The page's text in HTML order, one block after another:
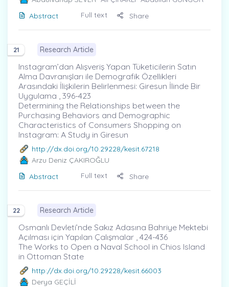
Abstract
Full text Share
21 Research Article
Instagram’dan Alışveriş Yapan Tüketicilerin Satın
Alma Davranışları ile Demografik Özellikleri
Arasındaki İlişkilerin Belirlenmesi: Giresun İlinde Bir
Uygulama , 396-423
Determining the Relationships between the
Purchasing Behaviors and Demographic
Characteristics of Consumers Shopping on
Instagram: A Study in Giresun
http://dx.doi.org/10.29228/kesit.67218
Arzu Deniz ÇAKIROĞLU
Abstract
Full text Share
22 Research Article
Osmanlı Devleti’nde Sakız Adasına Bahriye Mektebi
Açılması için Yapılan Çalışmalar , 424-436
The Works to Open a Naval School in Chios Island
in Ottoman State
http://dx.doi.org/10.29228/kesit.66003
Derya GEÇİLİ